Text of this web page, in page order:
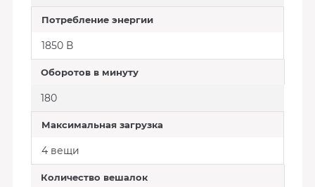
Потребление энергии
1850 В
Оборотов в минуту
180
Максимальная загрузка
4 вещи
Количество вешалок